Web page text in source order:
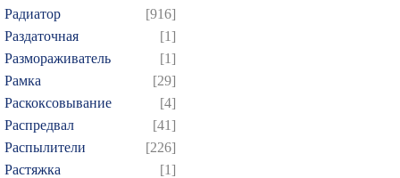
Радиатор
[916]
Раздаточная
[1]
Размораживатель
[1]
Рамка
[29]
Раскоксовывание
[4]
Распредвал
[41]
Распылители
[226]
Растяжка
[1]